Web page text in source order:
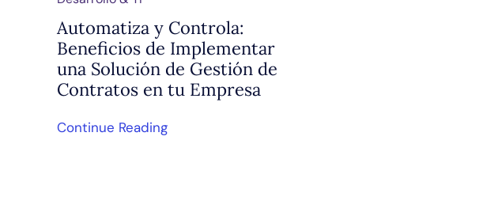
Automatiza y Controla:
Beneficios de Implementar
una Solución de Gestión de
Contratos en tu Empresa
Continue Reading